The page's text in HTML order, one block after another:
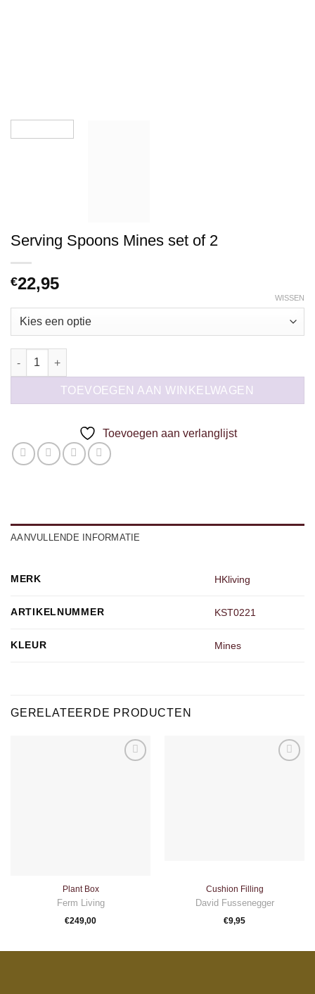
Serving Spoons Mines set of 2
€22,95
WISSEN
Serving Spoons Mines set of 2 aantal
TOEVOEGEN AAN WINKELWAGEN
Toevoegen aan verlanglijst
AANVULLENDE INFORMATIE
MERK HKliving
ARTIKELNUMMER KST0221
KLEUR Mines
GERELATEERDE PRODUCTEN
Plant Box
Ferm Living
€249,00
Cushion Filling
David Fussenegger
€9,95